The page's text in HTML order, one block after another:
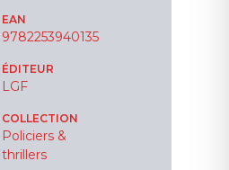
EAN
9782253940135
ÉDITEUR
LGF
COLLECTION
Policiers &
thrillers